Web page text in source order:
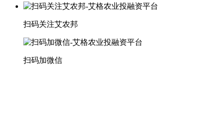
扫码关注艾农邦
扫码加微信